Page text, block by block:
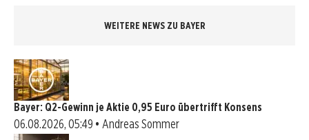
WEITERE NEWS ZU BAYER
Bayer: Q2-Gewinn je Aktie 0,95 Euro übertrifft Konsens
06.08.2026, 05:49 • Andreas Sommer